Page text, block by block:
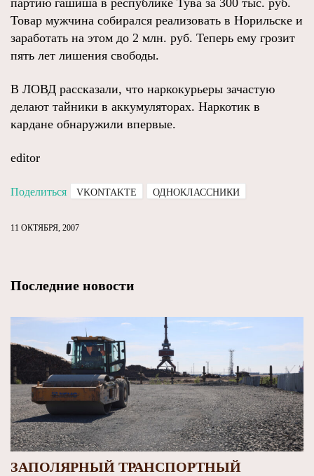
партию гашиша в республике Тува за 300 тыс. руб.
Товар мужчина собирался реализовать в Норильске и
заработать на этом до 2 млн. руб. Теперь ему грозит
пять лет лишения свободы.
В ЛОВД рассказали, что наркокурьеры зачастую
делают тайники в аккумуляторах. Наркотик в
кардане обнаружили впервые.
editor
Поделиться VKONTAKTE ОДНОКЛАССНИКИ
11 ОКТЯБРЯ, 2007
Последние новости
ЗАПОЛЯРНЫЙ ТРАНСПОРТНЫЙ